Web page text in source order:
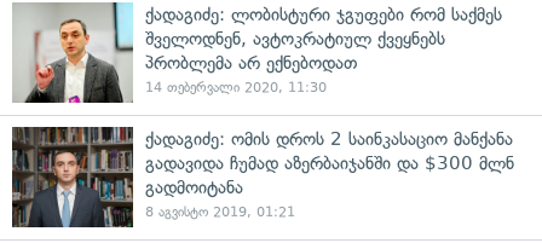
ქადაგიძე: ლობისტური ჯგუფები რომ საქმეს
შველოდნენ, ავტოკრატიულ ქვეყნებს
პრობლემა არ ექნებოდათ
14 თებერვალი 2020, 11:30
ქადაგიძე: ომის დროს 2 საინკასაციო მანქანა
გადავიდა ჩუმად აზერბაიჯანში და $300 მლნ
გადმოიტანა
8 აგვისტო 2019, 01:21